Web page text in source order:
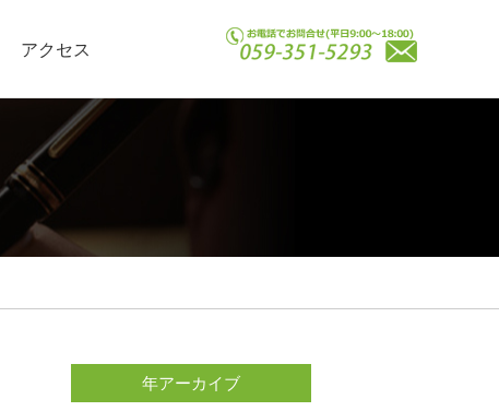
アクセス
年アーカイブ